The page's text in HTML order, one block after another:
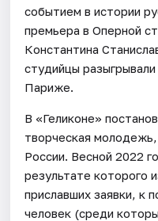
событием в истории
премьера в Оперной
Константина
студийцы
Париже.
В «Геликоне»
творческая
России. Весной 2022
результате которого
приславших заявки, к
человек (среди